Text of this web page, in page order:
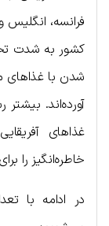
فرانسه،
کشور به شدت
شدن با
آورده‌اند.
غذاهای
خاطره‌انگیز را
در ادامه با